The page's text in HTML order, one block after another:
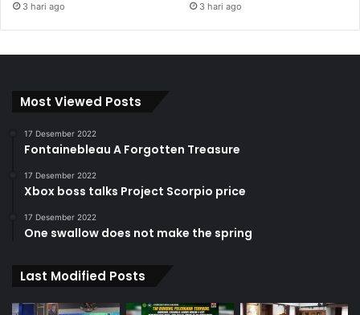
3 hari ago 3 hari ago
Most Viewed Posts
17 Desember 2022
Fontainebleau A Forgotten Treasure
17 Desember 2022
Xbox boss talks Project Scorpio price
17 Desember 2022
One swallow does not make the spring
Last Modified Posts